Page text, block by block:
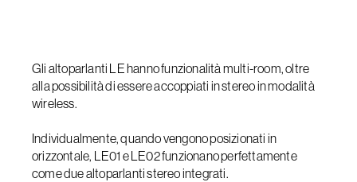
Gli altoparlanti LE hanno funzionalità multi-room, oltre
alla possibilità di essere accoppiati in stereo in modalità
wireless.
Individualmente, quando vengono posizionati in
orizzontale, LE01 e LE02 funzionano perfettamente
come due altoparlanti stereo integrati.